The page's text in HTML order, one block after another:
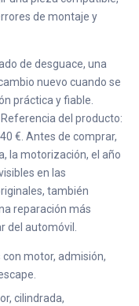
de montaje y
de desguace, una
nuevo cuando se
práctica y fiable.
Referencia del producto:
€. Antes de comprar,
la motorización, el año
en las
también
reparación más
del automóvil.
motor, admisión,
cilindrada,